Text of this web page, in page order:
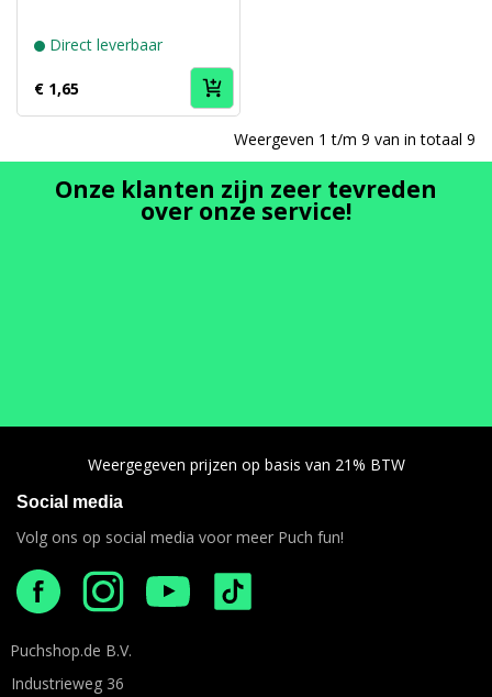
Direct leverbaar
€ 1,65
Weergeven 1 t/m 9 van in totaal 9
Onze klanten zijn zeer tevreden
over onze service!
Weergegeven prijzen op basis van 21% BTW
Social media
Volg ons op social media voor meer Puch fun!
Puchshop.de B.V.
Industrieweg 36